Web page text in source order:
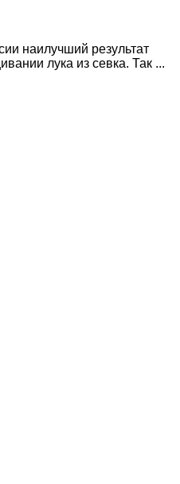
наилучший результат
лука из севка. Так ...